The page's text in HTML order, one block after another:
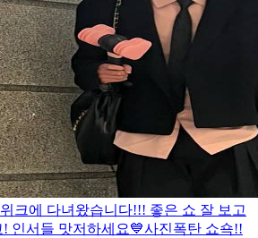
크에 다녀왔습니다!!! 좋은 쇼 잘 보고
인서들 맛저하세요💙사진폭탄 쇼쇽!!